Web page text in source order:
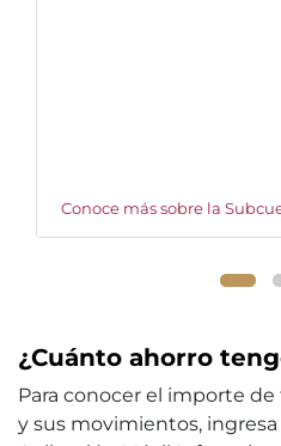
Conoce más sobre la
¿Cuánto ahorro
Para conocer el importe
y sus movimientos, ingresa